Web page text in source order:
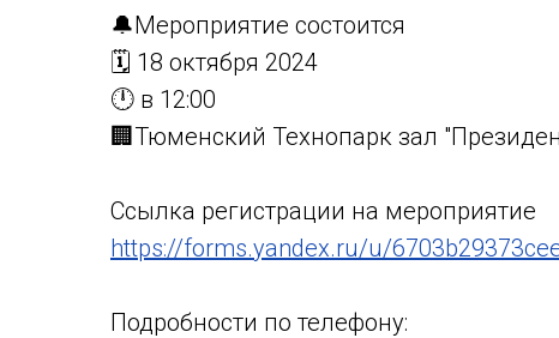
🔔Мероприятие состоится
🗓 18 октября 2024
🕛 в 12:00
🏢Тюменский Технопарк зал
Ссылка регистрации на мероприятие
https://forms.yandex.ru/u/
Подробности по телефону: